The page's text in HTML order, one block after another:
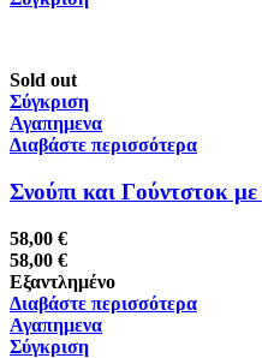
Sold out
Σύγκριση
Αγαπημενα
Διαβάστε περισσότερα
Σνούπι και Γούντστοκ
58,00 €
58,00 €
Εξαντλημένο
Διαβάστε περισσότερα
Αγαπημενα
Σύγκριση